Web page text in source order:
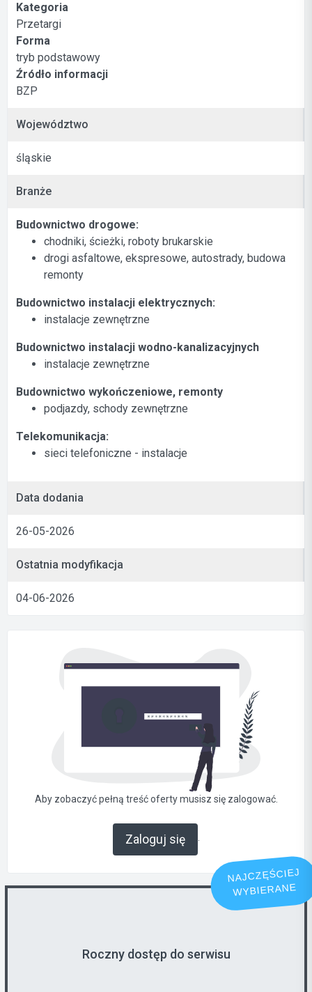
Kategoria
Przetargi
Forma
tryb podstawowy
Źródło informacji
BZP
Województwo
śląskie
Branże
Budownictwo drogowe:
chodniki, ścieżki, roboty brukarskie
drogi asfaltowe, ekspresowe, autostrady, budowa
remonty
Budownictwo instalacji elektrycznych:
instalacje zewnętrzne
Budownictwo instalacji wodno-kanalizacyjnych
instalacje zewnętrzne
Budownictwo wykończeniowe, remonty
podjazdy, schody zewnętrzne
Telekomunikacja:
sieci telefoniczne - instalacje
Data dodania
26-05-2026
Ostatnia modyfikacja
04-06-2026
Aby zobaczyć pełną treść oferty musisz się zalogować.
Zaloguj się .
NAJCZĘŚCIEJ
WYBIERANE
Roczny dostęp do serwisu